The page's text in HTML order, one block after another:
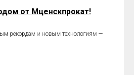
от Мценскпрокат!
рекордам и новым технологиям —